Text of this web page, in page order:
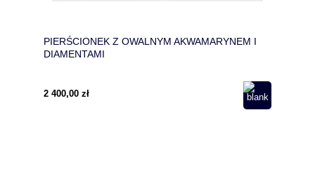
PIERŚCIONEK Z OWALNYM AKWAMARYNEM I
DIAMENTAMI
2 400,00 zł